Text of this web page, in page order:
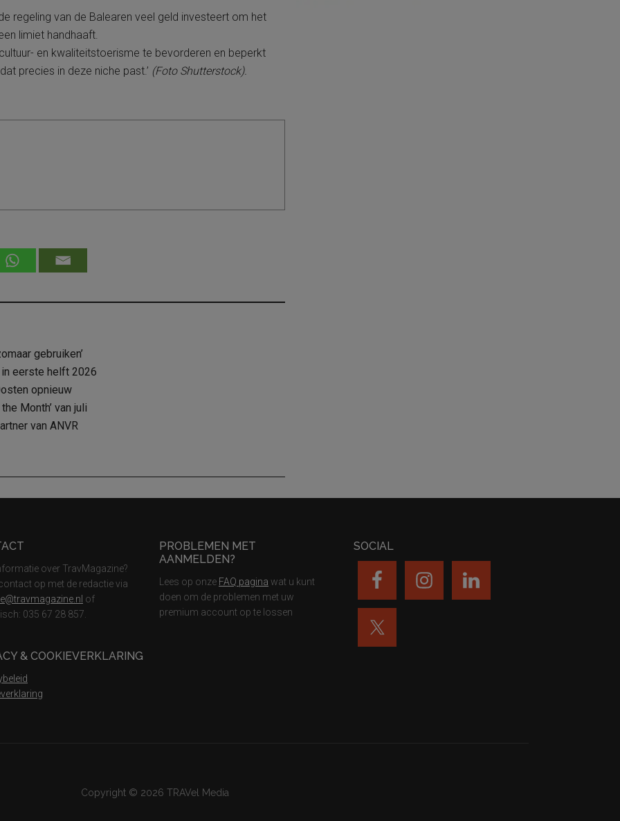
regeling van de Balearen veel geld investeert om het
limiet handhaaft.
en kwaliteitstoerisme te bevorderen en beperkt
precies in deze niche past.’ (Foto Shutterstock).
gebruiken’
eerste helft 2026
opnieuw
Month’ van juli
van ANVR
over TravMagazine?
op met de redactie via
of
035 67 28 857.
& COOKIEVERKLARING
PROBLEMEN MET
AANMELDEN?
Lees op onze FAQ pagina wat u kunt
doen om de problemen met uw
premium account op te lossen
SOCIAL
Copyright © 2026 TRAVel Media